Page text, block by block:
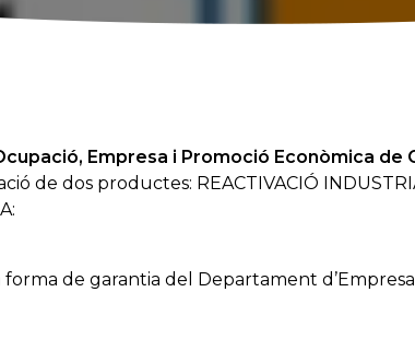
Empresa i Promoció Econòmica de
de dos productes: REACTIVACIÓ
de garantia del Departament